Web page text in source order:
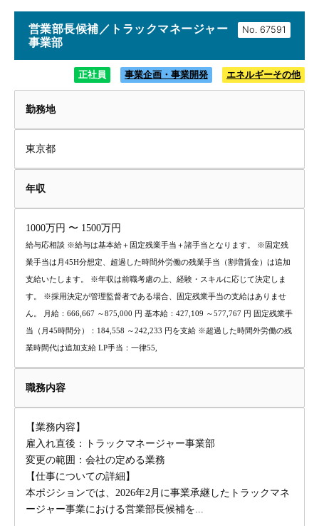
No.
営業部長候補／トラックマネージャー
事業部
正社員 事業企画・事業開発 エネルギーその他
勤務地
東京都
年収
1000万円 〜 1500万円
給与応相談 ※給与は基本給＋固定残業手当＋諸手当となります。 ※固定残
業手当は月45H分想定、超過した時間外労働の残業手当（割増賃金）は追加
支給いたします。 ※年収は前職考慮の上、経験・スキルに応じて決定しま
す。 ※採用決定が管理監督者である場合、固定残業手当の支給はありませ
ん。 月給：666,667 ～875,000 円 基本給：427,109 ～577,767 円 固定残業手
当（月45時間分）：184,558 ～242,233 円を支給 ※超過した時間外労働の残
業時間代は追加支給 LP手当：一律55,
職務内容
【業務内容】
雇入れ直後：トラックマネージャー事業部
変更の範囲：会社の定める業務
【仕事についての詳細】
本ポジションでは、2026年2月に事業承継したトラックマネ
ージャー事業における営業部長候補を...